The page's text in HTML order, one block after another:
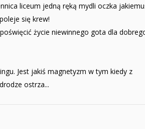
liceum jedną ręką mydli oczka
się krew!
życie niewinnego gota dla
Jest jakiś magnetyzm w tym kiedy z
ostrza...